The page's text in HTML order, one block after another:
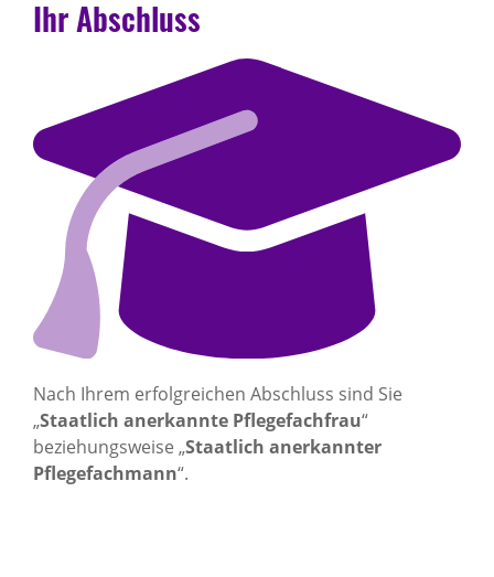
Ihr Abschluss
Nach Ihrem erfolgreichen Abschluss sind Sie
„Staatlich anerkannte Pflegefachfrau“
beziehungsweise „Staatlich anerkannter
Pflegefachmann“.